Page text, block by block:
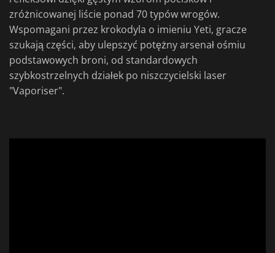
zróżnicowanej liście ponad 70 typów wrogów.
Wspomagani przez krokodyla o imieniu Yeti, gracze
szukają części, aby ulepszyć potężny arsenał ośmiu
podstawowych broni, od standardowych
szybkostrzelnych działek po niszczycielski laser
"Vaporiser".